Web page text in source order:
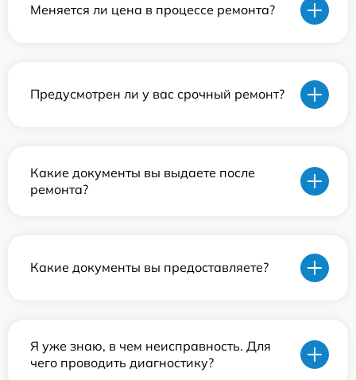
Меняется ли цена в процессе ремонта?
Предусмотрен ли у вас срочный ремонт?
Какие документы вы выдаете после
ремонта?
Какие документы вы предоставляете?
Я уже знаю, в чем неисправность. Для
чего проводить диагностику?